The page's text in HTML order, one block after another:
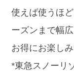
使えば使うほ
ーズンまで幅
お得にお楽し
*東急スノーリ